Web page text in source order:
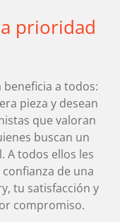
prioridad
a todos:
pieza y desean
que valoran
buscan un
A todos ellos les
de una
tu satisfacción y
compromiso.